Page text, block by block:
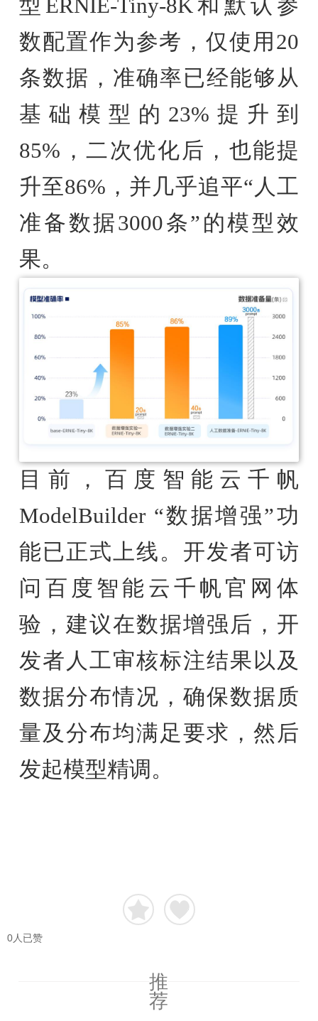
型ERNIE-Tiny-8K和默认参
数配置作为参考，仅使用20
条数据，准确率已经能够从
基础模型的23%提升到
85%，二次优化后，也能提
升至86%，并几乎追平“人工
准备数据3000条”的模型效
果。
目前，百度智能云千帆
ModelBuilder “数据增强”功
能已正式上线。开发者可访
问百度智能云千帆官网体
验，建议在数据增强后，开
发者人工审核标注结果以及
数据分布情况，确保数据质
量及分布均满足要求，然后
发起模型精调。
0人已赞
推
荐